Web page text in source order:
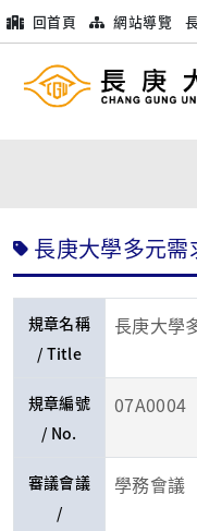
回首頁 網站導覽
長庚大學多元
規章名稱
/ Title
長庚大學
規章編號
/ No.
07A0004
審議會議
/
學務會議